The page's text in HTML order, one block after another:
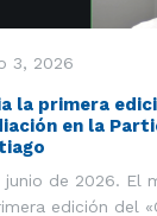
3, 2026
la primera
en la
junio de 2026. El
edición del